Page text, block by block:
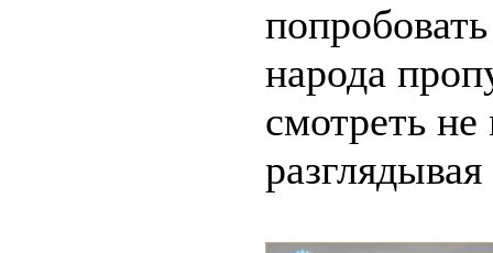
народа
смотреть